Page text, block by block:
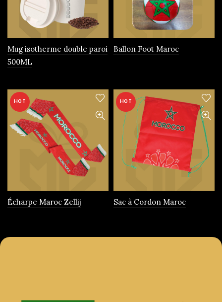
choisies
page
du
Mug isotherme double paroi
500ML
Ballon Foot Maroc
HOT
Écharpe Maroc Zellij
HOT
Sac à Cordon Maroc